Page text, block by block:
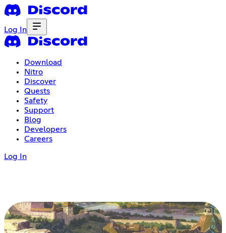
Log In
Download
Nitro
Discover
Quests
Safety
Support
Blog
Developers
Careers
Log In